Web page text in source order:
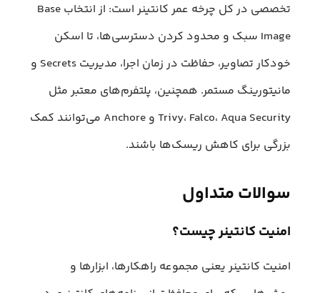
تخصصی در کل چرخه عمر کانتینر است: از انتخاب Base
Image سبک و محدود کردن دسترسی‌ها، تا اسکن
خودکار تصاویر، حفاظت در زمان اجرا، مدیریت Secrets و
مانیتورینگ مستمر. همچنین، پلتفرم‌های معتبر مثل
Trivy، Falco، Aqua Security و Anchore می‌توانند کمک
بزرگی برای کاهش ریسک‌ها باشند.
سوالات متداول
امنیت کانتینر چیست؟
امنیت کانتینر یعنی مجموعه راهکارها، ابزارها و